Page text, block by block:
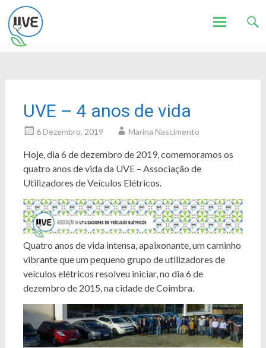
UVE – 4 anos de vida
6 Dezembro, 2019 Marina Nascimento
Hoje, dia 6 de dezembro de 2019, comemoramos os
quatro anos de vida da UVE – Associação de
Utilizadores de Veículos Elétricos.
Quatro anos de vida intensa, apaixonante, um caminho
vibrante que um pequeno grupo de utilizadores de
veículos elétricos resolveu iniciar, no dia 6 de
dezembro de 2015, na cidade de Coimbra.